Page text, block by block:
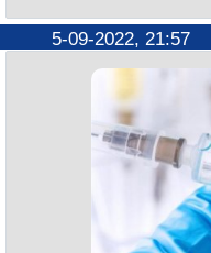
göstərilməsi haqqında
rəsmi nümayəndəsi
bildirib. “Avropa
sədri Ursula fon
milyon avro
yardım apreldə
Varşavada keçirilən
hissəsi
5-09-2022, 21:57